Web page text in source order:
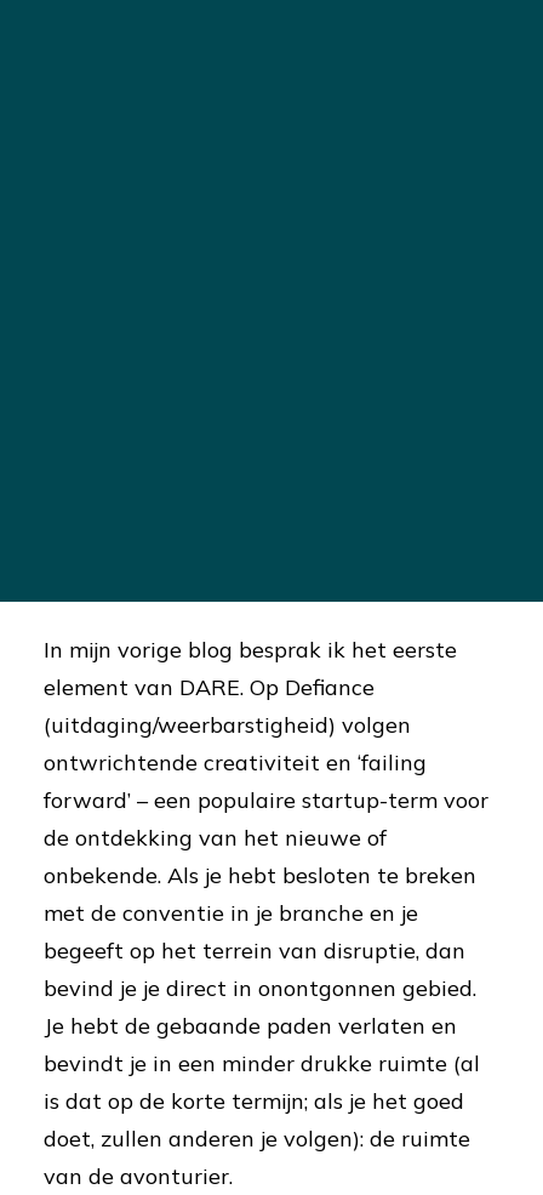
In mijn vorige blog besprak ik het eerste
element van DARE. Op Defiance
(uitdaging/weerbarstigheid) volgen
ontwrichtende creativiteit en ‘failing
forward’ – een populaire startup-term voor
de ontdekking van het nieuwe of
onbekende. Als je hebt besloten te breken
met de conventie in je branche en je
begeeft op het terrein van disruptie, dan
bevind je je direct in onontgonnen gebied.
Je hebt de gebaande paden verlaten en
bevindt je in een minder drukke ruimte (al
is dat op de korte termijn; als je het goed
doet, zullen anderen je volgen): de ruimte
van de avonturier.